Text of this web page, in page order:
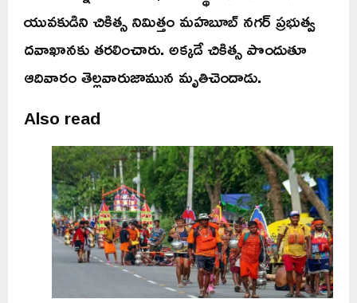
యువకుడిని చికిత్స నిమిత్తం మహబూబ్ నగర్ ప్రభుత్వ
దవాఖానకు తరలించారు. అక్కడే చికిత్స పొందుతూ
ఆదివారం తెల్లవారుజామున మృతిచెందాడు.
Also read